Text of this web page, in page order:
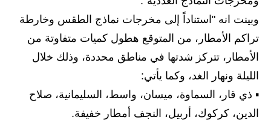
المرحلة المتوسطة
المرحلة الاعدادية
المرحلة الابتدائية
وبينت انه "استناداً إلى مخرجات نماذج الطقس وخارطة
تراكم الأمطار، من المتوقع هطول كميات متفاوتة من
الأمطار، تتركز شدتها في مناطق محددة، وذلك خلال
الليلة ونهار الغد، وكما يأتي:
▪️ ذي قار، السماوة، ميسان، واسط، السليمانية، صلاح
الدين، كركوك، أربيل، النجف أمطار خفيفة.